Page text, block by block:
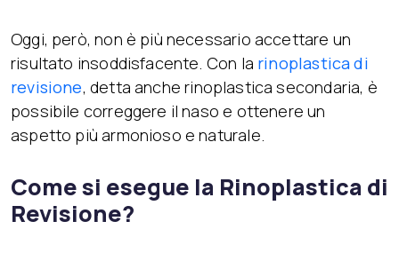
Oggi, però, non è più necessario accettare un
risultato insoddisfacente. Con la rinoplastica di
revisione, detta anche rinoplastica secondaria, è
possibile correggere il naso e ottenere un
aspetto più armonioso e naturale.
Come si esegue la Rinoplastica di
Revisione?